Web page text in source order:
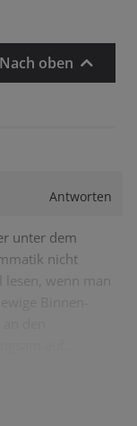
Nach oben
Antworten
unter dem
nicht
lesen, wenn man